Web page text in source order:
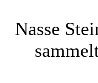
Nasse